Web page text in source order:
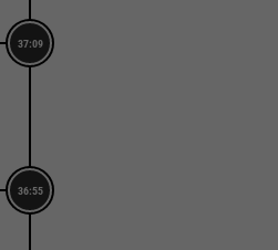
37:09
36:55